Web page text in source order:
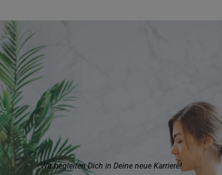
Wir begleiten Dich in Deine neue Karriere!